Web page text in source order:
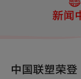
新闻
中国联塑荣